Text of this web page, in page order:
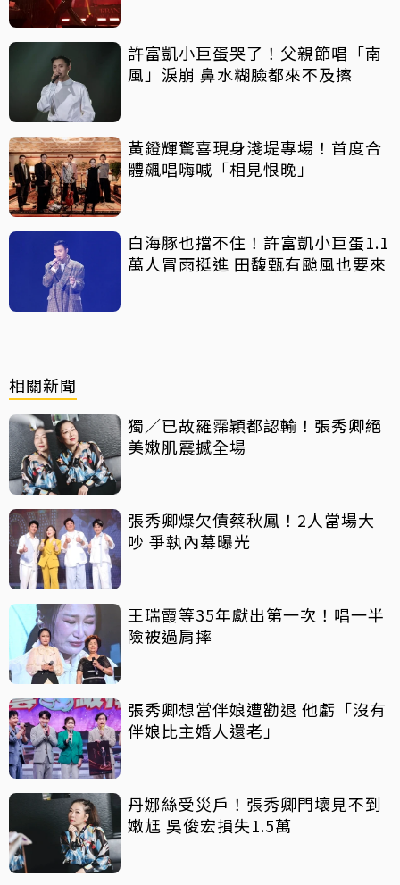
許富凱小巨蛋哭了！父親節唱「南
風」淚崩 鼻水糊臉都來不及擦
黃鐙輝驚喜現身淺堤專場！首度合
體飆唱嗨喊「相見恨晚」
白海豚也擋不住！許富凱小巨蛋1.1
萬人冒雨挺進 田馥甄有颱風也要來
相關新聞
獨／已故羅霈穎都認輸！張秀卿絕
美嫩肌震撼全場
張秀卿爆欠債蔡秋鳳！2人當場大
吵 爭執內幕曝光
王瑞霞等35年獻出第一次！唱一半
險被過肩摔
張秀卿想當伴娘遭勸退 他虧「沒有
伴娘比主婚人還老」
丹娜絲受災戶！張秀卿門壞見不到
嫩尪 吳俊宏損失1.5萬